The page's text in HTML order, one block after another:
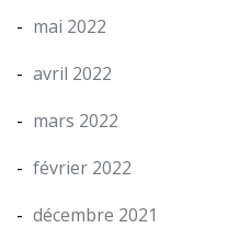
mai 2022
avril 2022
mars 2022
février 2022
décembre 2021